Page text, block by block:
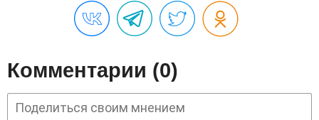
Комментарии (0)